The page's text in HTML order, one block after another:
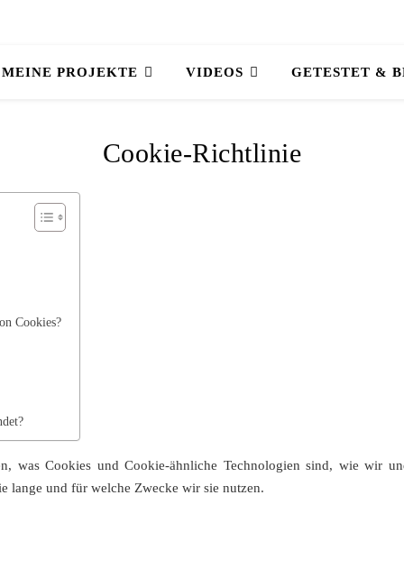
MEINE PROJEKTE VIDEOS GETESTET &
Cookie-Richtlinie
Cookies?
was Cookies und Cookie-ähnliche Technologien sind, wie wir
lange und für welche Zwecke wir sie nutzen.